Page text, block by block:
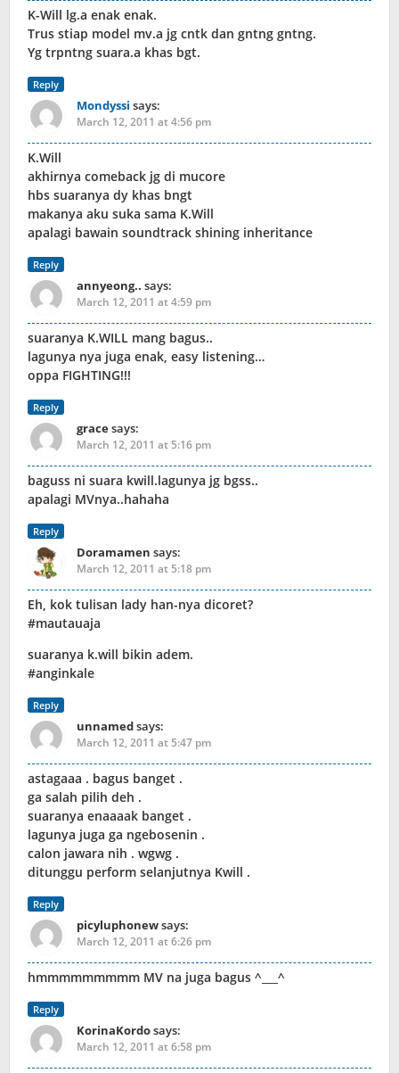
K-Will lg.a enak enak.
Trus stiap model mv.a jg cntk dan gntng gntng.
Yg trpntng suara.a khas bgt.
Reply
Mondyssi says:
March 12, 2011 at 4:56 pm
K.Will
akhirnya comeback jg di mucore
hbs suaranya dy khas bngt
makanya aku suka sama K.Will
apalagi bawain soundtrack shining inheritance
Reply
annyeong.. says:
March 12, 2011 at 4:59 pm
suaranya K.WILL mang bagus..
lagunya nya juga enak, easy listening…
oppa FIGHTING!!!
Reply
gracesays:
March 12, 2011 at 5:16 pm
baguss ni suara kwill.lagunya jg bgss..
apalagi MVnya..hahaha
Reply
Doramamen says:
March 12, 2011 at 5:18 pm
Eh, kok tulisan lady han-nya dicoret?
#mautauaja
suaranya k.will bikin adem.
#anginkale
Reply
unnamedsays:
March 12, 2011 at 5:47 pm
astagaaa . bagus banget .
ga salah pilih deh .
suaranya enaaaak banget .
lagunya juga ga ngebosenin .
calon jawara nih . wgwg .
ditunggu perform selanjutnya Kwill .
Reply
picyluphonewsays:
March 12, 2011 at 6:26 pm
hmmmmmmmmm MV na juga bagus ^___^
Reply
KorinaKordosays:
March 12, 2011 at 6:58 pm